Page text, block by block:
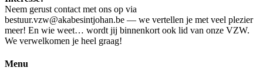
Neem gerust contact met ons op via
bestuur.vzw@akabesintjohan.be — we vertellen je met veel plezier
meer! En wie weet… wordt jij binnenkort ook lid van onze VZW.
We verwelkomen je heel graag!
Menu